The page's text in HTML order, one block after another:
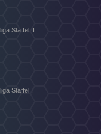
Staffel II
Staffel I